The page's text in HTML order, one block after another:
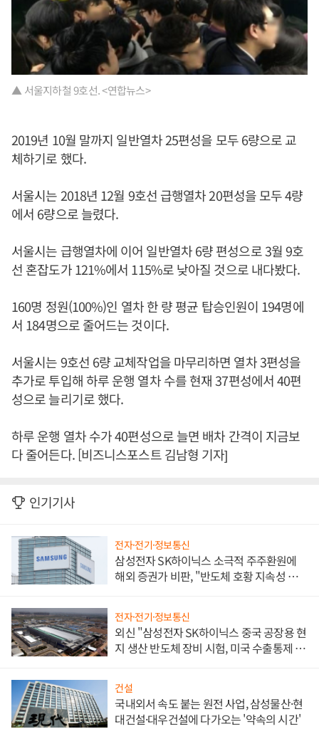
▲ 서울지하철 9호선. <연합뉴스>
2019년 10월 말까지 일반열차 25편성을 모두 6량으로 교
체하기로 했다.
서울시는 2018년 12월 9호선 급행열차 20편성을 모두 4량
에서 6량으로 늘렸다.
서울시는 급행열차에 이어 일반열차 6량 편성으로 3월 9호
선 혼잡도가 121%에서 115%로 낮아질 것으로 내다봤다.
160명 정원(100%)인 열차 한 량 평균 탑승인원이 194명에
서 184명으로 줄어드는 것이다.
서울시는 9호선 6량 교체작업을 마무리하면 열차 3편성을
추가로 투입해 하루 운행 열차 수를 현재 37편성에서 40편
성으로 늘리기로 했다.
하루 운행 열차 수가 40편성으로 늘면 배차 간격이 지금보
다 줄어든다. [비즈니스포스트 김남형 기자]
인기기사
전자·전기·정보통신
삼성전자 SK하이닉스 소극적 주주환원에
해외 증권가 비판, "반도체 호황 지속성 의
전자·전기·정보통신
외신 "삼성전자 SK하이닉스 중국 공장용 현
지 생산 반도체 장비 시험, 미국 수출통제 대
건설
국내외서 속도 붙는 원전 사업, 삼성물산·현
대건설·대우건설에 다가오는 '약속의 시간'